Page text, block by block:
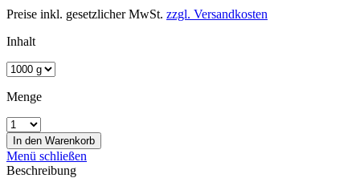
Preise inkl. gesetzlicher MwSt. zzgl. Versandkosten
Inhalt
Menge
In den Warenkorb
Menü schließen
Beschreibung